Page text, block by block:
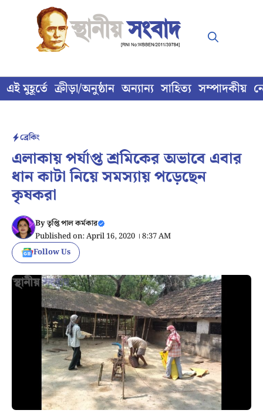
content
এই মুহূর্তে ক্রীড়া/অনুষ্ঠান অন্যান্য সাহিত্য সম্পাদকীয়
ব্রেকিং
এলাকায় পর্যাপ্ত শ্রমিকের অভাবে এবার
ধান কাটা নিয়ে সমস্যায় পড়েছেন
কৃষকরা
Byতৃপ্তি পাল কর্মকার
Published on: April 16, 2020 । 8:37 AM
Follow Us